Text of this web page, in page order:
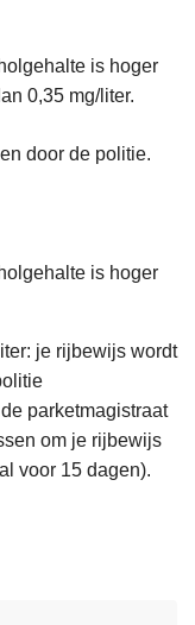
is hoger
0,35 mg/liter.
door de politie.
is hoger
je rijbewijs wordt
parketmagistraat
om je rijbewijs
voor 15 dagen).